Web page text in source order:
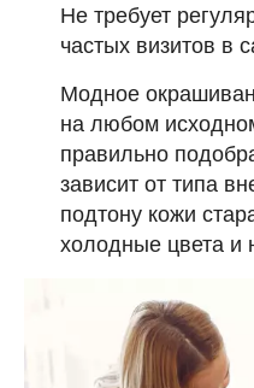
Не требует
частых визитов в
Модное
на любом
правильно
зависит от типа
подтону кожи
холодные цвета и